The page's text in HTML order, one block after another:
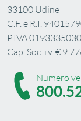
33100 Udine
C.F. e R.I.
P.IVA
Cap. Soc. i.v. €
Numero